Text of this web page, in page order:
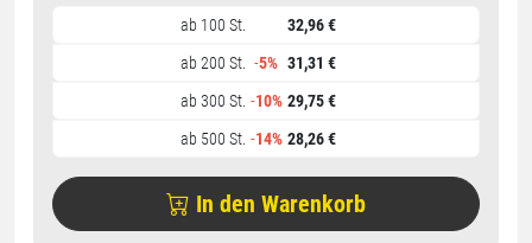
ab 100 St.
32,96 €
ab 200 St.
-5% 31,31 €
ab 300 St. -10% 29,75 €
ab 500 St. -14% 28,26 €
In den Warenkorb